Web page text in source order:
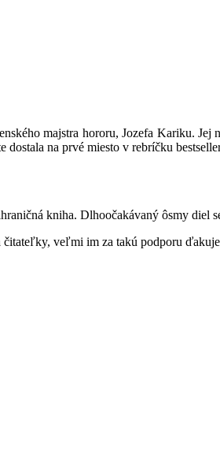
majstra hororu, Jozefa Kariku.
na prvé miesto v rebríčku
kniha. Dlhoočakávaný ôsmy
veľmi im za takú podporu